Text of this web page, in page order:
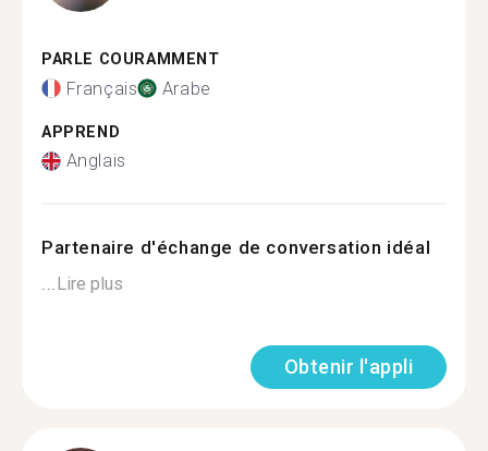
PARLE COURAMMENT
Français Arabe
APPREND
Anglais
Partenaire d'échange de conversation idéal
...Lire plus
Obtenir l'appli